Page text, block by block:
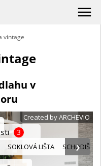
vintage
v